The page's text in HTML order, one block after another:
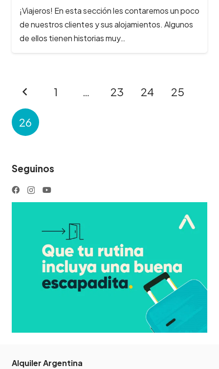
¡Viajeros! En esta sección les contaremos un poco
de nuestros clientes y sus alojamientos. Algunos
de ellos tienen historias muy…
1 … 23 24 25
26
Seguinos
Alquiler Argentina